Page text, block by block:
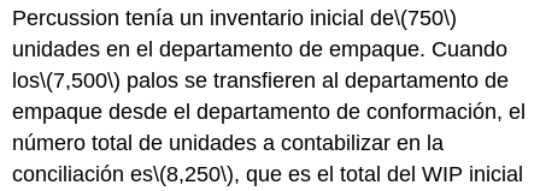
Percussion tenía un inventario inicial de\(750\)
unidades en el departamento de empaque. Cuando
los\(7,500\) palos se transfieren al departamento de
empaque desde el departamento de conformación, el
número total de unidades a contabilizar en la
conciliación es\(8,250\), que es el total del WIP inicial